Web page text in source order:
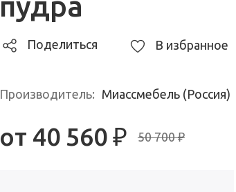
Поделиться В избранное
Производитель: Миассмебель (Россия)
от 40 560₽ 50 700 ₽